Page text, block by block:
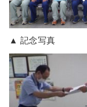
▲ 記念写真